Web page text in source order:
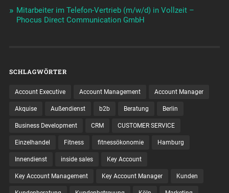
Mitarbeiter im Telefon-Vertrieb (m/w/d) in Vollzeit –
Phocus Direct Communication GmbH
SCHLAGWÖRTER
Account Executive Account Management Account Manager
Akquise Außendienst b2b Beratung Berlin
Business Development CRM CUSTOMER SERVICE
Einzelhandel Fitness fitnessökonomie Hamburg
Innendienst inside sales Key Account
Key Account Management Key Account Manager Kunden